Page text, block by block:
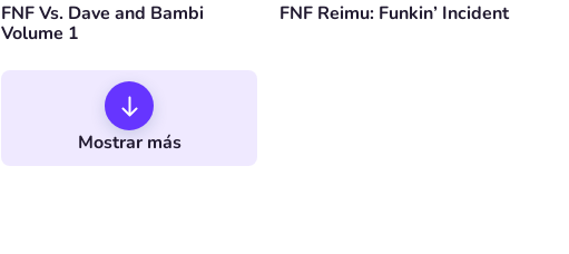
FNF Vs. Dave and Bambi
Volume 1
FNF Reimu: Funkin’ Incident
Mostrar más